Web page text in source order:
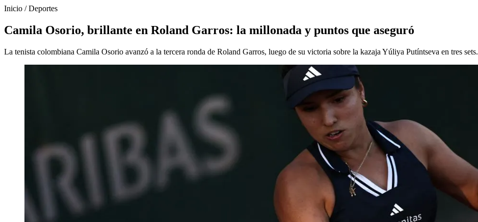
Inicio /Deportes
Camila Osorio, brillante en Roland Garros: la millonada y puntos que aseguró
La tenista colombiana Camila Osorio avanzó a la tercera ronda de Roland Garros, luego de su victoria sobre la kazaja Yúliya Putíntseva en tres sets.